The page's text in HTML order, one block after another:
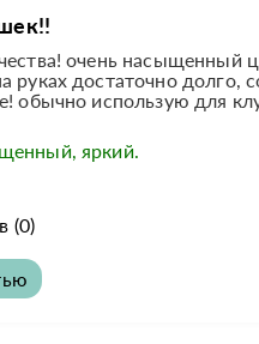
очень насыщенный
руках достаточно долго,
обычно использую для
яркий.
(0)